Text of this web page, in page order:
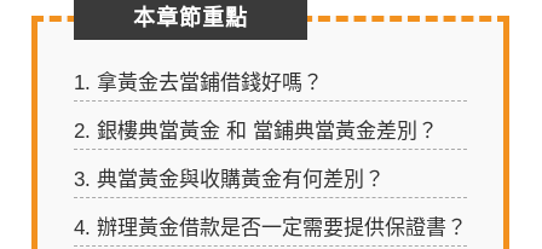
本章節重點
1. 拿黃金去當鋪借錢好嗎？
2. 銀樓典當黃金 和 當鋪典當黃金差別？
3. 典當黃金與收購黃金有何差別？
4. 辦理黃金借款是否一定需要提供保證書？